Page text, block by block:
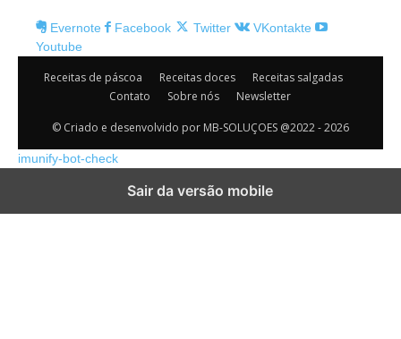
Evernote Facebook Twitter
VKontakte
Youtube
Receitas de páscoa Receitas doces
Receitas salgadas
Contato
Sobre nós Newsletter
© Criado e desenvolvido por MB-SOLUÇOES @2022 - 2026
imunify-bot-check
Sair da versão mobile